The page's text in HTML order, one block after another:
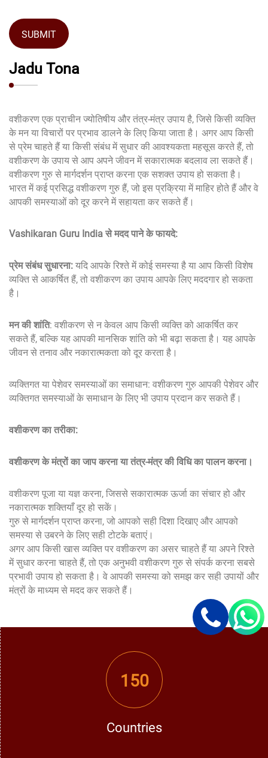
SUBMIT
Jadu Tona
वशीकरण एक प्राचीन ज्योतिषीय और तंत्र-मंत्र उपाय है, जिसे किसी व्यक्ति
के मन या विचारों पर प्रभाव डालने के लिए किया जाता है। अगर आप किसी
से प्रेम चाहते हैं या किसी संबंध में सुधार की आवश्यकता महसूस करते हैं, तो
वशीकरण के उपाय से आप अपने जीवन में सकारात्मक बदलाव ला सकते हैं।
वशीकरण गुरु से मार्गदर्शन प्राप्त करना एक सशक्त उपाय हो सकता है।
भारत में कई प्रसिद्ध वशीकरण गुरु हैं, जो इस प्रक्रिया में माहिर होते हैं और वे
आपकी समस्याओं को दूर करने में सहायता कर सकते हैं।
Vashikaran Guru India से मदद पाने के फायदे:
प्रेम संबंध सुधारना: यदि आपके रिश्ते में कोई समस्या है या आप किसी विशेष
व्यक्ति से आकर्षित हैं, तो वशीकरण का उपाय आपके लिए मददगार हो सकता
है।
मन की शांति: वशीकरण से न केवल आप किसी व्यक्ति को आकर्षित कर
सकते हैं, बल्कि यह आपकी मानसिक शांति को भी बढ़ा सकता है। यह आपके
जीवन से तनाव और नकारात्मकता को दूर करता है।
व्यक्तिगत या पेशेवर समस्याओं का समाधान: वशीकरण गुरु आपकी पेशेवर और
व्यक्तिगत समस्याओं के समाधान के लिए भी उपाय प्रदान कर सकते हैं।
वशीकरण का तरीका:
वशीकरण के मंत्रों का जाप करना या तंत्र-मंत्र की विधि का पालन करना।
वशीकरण पूजा या यज्ञ करना, जिससे सकारात्मक ऊर्जा का संचार हो और
नकारात्मक शक्तियाँ दूर हो सकें।
गुरु से मार्गदर्शन प्राप्त करना, जो आपको सही दिशा दिखाए और आपको
समस्या से उबरने के लिए सही टोटके बताएं।
अगर आप किसी खास व्यक्ति पर वशीकरण का असर चाहते हैं या अपने रिश्ते
में सुधार करना चाहते हैं, तो एक अनुभवी वशीकरण गुरु से संपर्क करना सबसे
प्रभावी उपाय हो सकता है। वे आपकी समस्या को समझ कर सही उपायों और
मंत्रों के माध्यम से मदद कर सकते हैं।
150
Countries